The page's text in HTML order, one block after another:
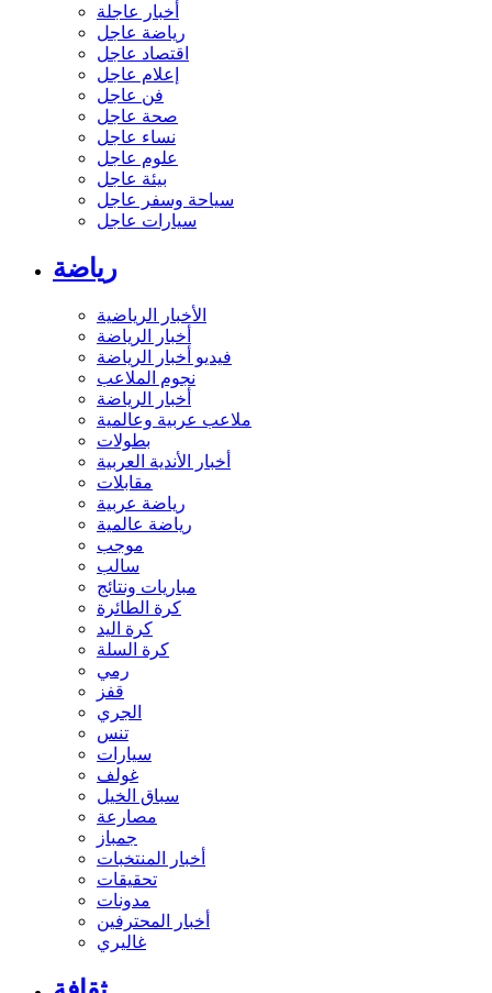
أخبار عاجلة
رياضة عاجل
اقتصاد عاجل
إعلام عاجل
فن عاجل
صحة عاجل
نساء عاجل
علوم عاجل
بيئة عاجل
سياحة وسفر عاجل
سيارات عاجل
رياضة
الأخبار الرياضية
أخبار الرياضة
فيديو أخبار الرياضة
نجوم الملاعب
أخبار الرياضة
ملاعب عربية وعالمية
بطولات
أخبار الأندية العربية
مقابلات
رياضة عربية
رياضة عالمية
موجب
سالب
مباريات ونتائج
كرة الطائرة
كرة اليد
كرة السلة
رمي
قفز
الجري
تنس
سيارات
غولف
سباق الخيل
مصارعة
جمباز
أخبار المنتخبات
تحقيقات
مدونات
أخبار المحترفين
غاليري